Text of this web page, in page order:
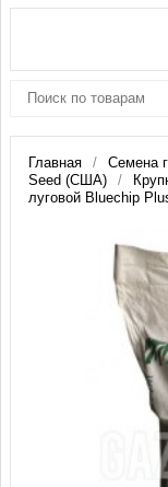
Главная Семена
Seed (США)
луговой Bluechip